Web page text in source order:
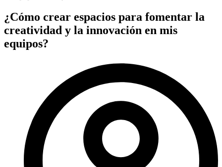
¿Cómo crear espacios para fomentar la
creatividad y la innovación en mis
equipos?